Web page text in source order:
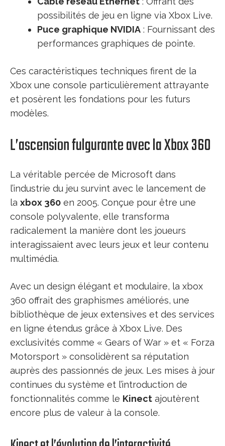
possibilités de jeu en ligne via Xbox Live.
Puce graphique NVIDIA : Fournissant des
performances graphiques de pointe.
Ces caractéristiques techniques firent de la
Xbox une console particulièrement attrayante
et posèrent les fondations pour les futurs
modèles.
L’ascension fulgurante avec la Xbox 360
La véritable percée de Microsoft dans
l’industrie du jeu survint avec le lancement de
la xbox 360 en 2005. Conçue pour être une
console polyvalente, elle transforma
radicalement la manière dont les joueurs
interagissaient avec leurs jeux et leur contenu
multimédia.
Avec un design élégant et modulaire, la xbox
360 offrait des graphismes améliorés, une
bibliothèque de jeux extensives et des services
en ligne étendus grâce à Xbox Live. Des
exclusivités comme « Gears of War » et « Forza
Motorsport » consolidèrent sa réputation
auprès des passionnés de jeux. Les mises à jour
continues du système et l’introduction de
fonctionnalités comme le Kinect ajoutèrent
encore plus de valeur à la console.